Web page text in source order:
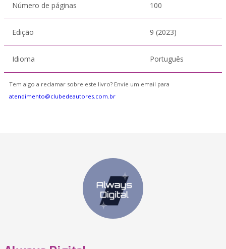
Número de páginas 100
Edição 9 (2023)
Idioma Português
Tem algo a reclamar sobre este livro? Envie um email para
atendimento@clubedeautores.com.br